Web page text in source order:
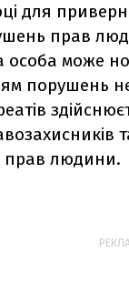
для
прав
особа може
порушень
прав людини.